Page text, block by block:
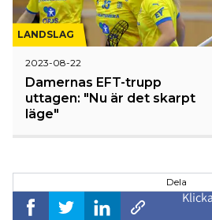
LANDSLAG
2023-08-22
Damernas EFT-trupp
uttagen: "Nu är det skarpt
läge"
Dela